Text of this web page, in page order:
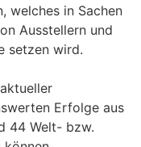
welches in Sachen
Ausstellern und
setzen wird.
Erfolge aus
44 Welt- bzw.